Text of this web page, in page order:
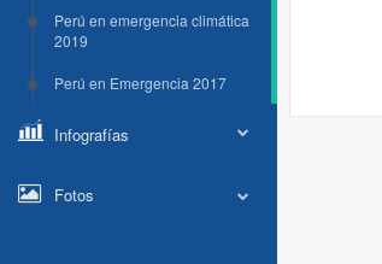
Perú en emergencia climática
2019
Perú en Emergencia 2017
Infografías
Fotos